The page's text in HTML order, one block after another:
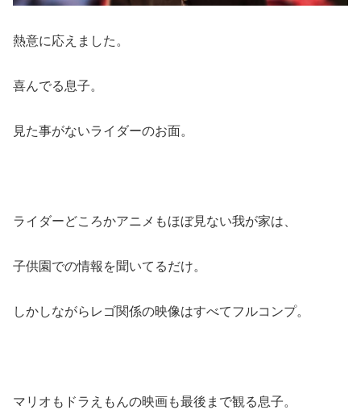
熱意に応えました。
喜んでる息子。
見た事がないライダーのお面。
ライダーどころかアニメもほぼ見ない我が家は、
子供園での情報を聞いてるだけ。
しかしながらレゴ関係の映像はすべてフルコンプ。
マリオもドラえもんの映画も最後まで観る息子。